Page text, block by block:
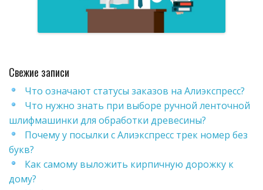
Свежие записи
Что означают статусы заказов на Алиэкспресс?
Что нужно знать при выборе ручной ленточной
шлифмашинки для обработки древесины?
Почему у посылки с Алиэкспресс трек номер без
букв?
Как самому выложить кирпичную дорожку к
дому?